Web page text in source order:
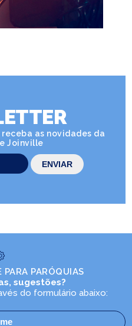
receba as novidades da
Joinville
PARÓQUIAS
sugestões?
do formulário abaixo: